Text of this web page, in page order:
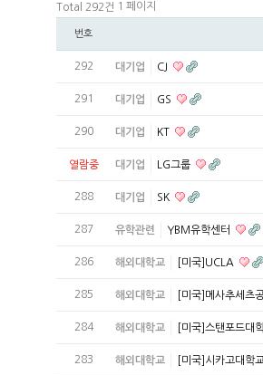
Total 292건 1 페이지
번호
292 대기업 CJ
291 대기업 GS
290 대기업 KT
열람중 대기업 LG그룹
288 대기업 SK
287 유학관련 YBM유학센터
286 해외대학교 [미국]UCLA
285 해외대학교 [미국]메사추세츠
284 해외대학교 [미국]스탠포드대
283 해외대학교 [미국]시카고대학